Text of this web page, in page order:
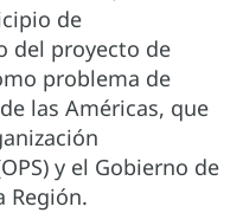
de
del proyecto de
problema de
las Américas, que
y el Gobierno de
Región.